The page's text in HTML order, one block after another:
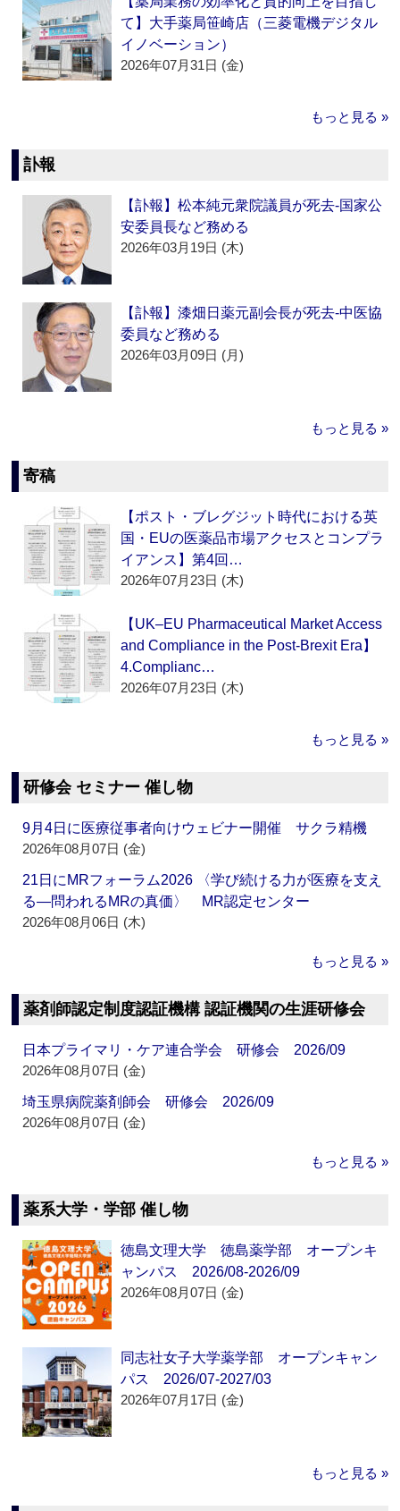
て】大手薬局笹崎店（三菱電機デジタル
イノベーション）
2026年07月31日 (金)
もっと見る »
訃報
【訃報】松本純元衆院議員が死去‐国家公
安委員長など務める
2026年03月19日 (木)
【訃報】漆畑日薬元副会長が死去‐中医協
委員など務める
2026年03月09日 (月)
もっと見る »
寄稿
【ポスト・ブレグジット時代における英
国・EUの医薬品市場アクセスとコンプラ
イアンス】第4回…
2026年07月23日 (木)
【UK–EU Pharmaceutical Market Access
and Compliance in the Post-Brexit Era】
4.Complianc…
2026年07月23日 (木)
もっと見る »
研修会 セミナー 催し物
9月4日に医療従事者向けウェビナー開催 サクラ精機
2026年08月07日 (金)
21日にMRフォーラム2026 〈学び続ける力が医療を支え
る―問われるMRの真価〉 MR認定センター
2026年08月06日 (木)
もっと見る »
薬剤師認定制度認証機構 認証機関の生涯研修会
日本プライマリ・ケア連合学会 研修会 2026/09
2026年08月07日 (金)
埼玉県病院薬剤師会 研修会 2026/09
2026年08月07日 (金)
もっと見る »
薬系大学・学部 催し物
徳島文理大学 徳島薬学部 オープンキ
ャンパス 2026/08-2026/09
2026年08月07日 (金)
同志社女子大学薬学部 オープンキャン
パス 2026/07-2027/03
2026年07月17日 (金)
もっと見る »